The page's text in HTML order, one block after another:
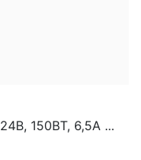
150ВТ, 6,5А ...